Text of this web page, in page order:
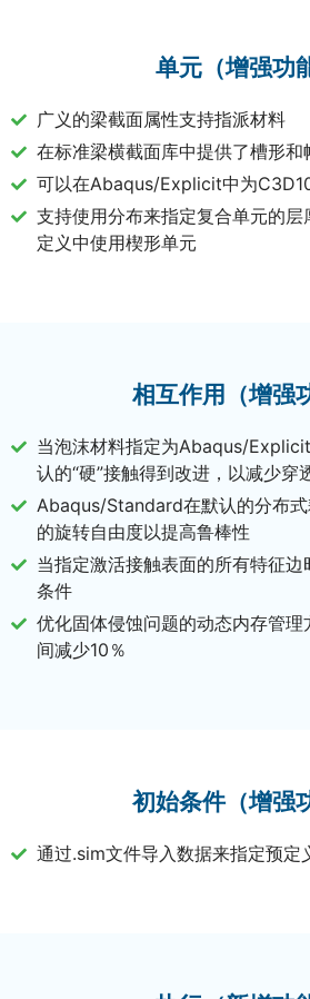
单元（增强功
广义的梁截面属性支持指派材料
在标准梁横截面库中提供了槽形和
可以在Abaqus/Explicit中为
支持使用分布来指定复合单元的
定义中使用楔形单元
相互作用（增强
当泡沫材料指定为Abaqus/
认的“硬”接触得到改进，以减少穿
Abaqus/Standard在默认的分布
的旋转自由度以提高鲁棒性
当指定激活接触表面的所有特征
条件
优化固体侵蚀问题的动态内存管
间减少10％
初始条件（增强
通过.sim文件导入数据来指定预定